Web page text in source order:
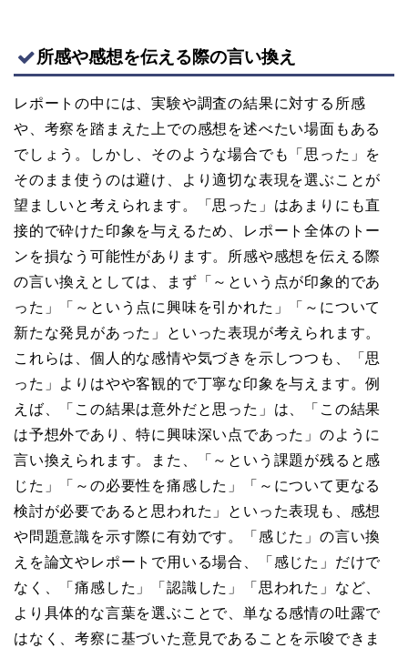
所感や感想を伝える際の言い換え
レポートの中には、実験や調査の結果に対する所感
や、考察を踏まえた上での感想を述べたい場面もある
でしょう。しかし、そのような場合でも「思った」を
そのまま使うのは避け、より適切な表現を選ぶことが
望ましいと考えられます。「思った」はあまりにも直
接的で砕けた印象を与えるため、レポート全体のトー
ンを損なう可能性があります。所感や感想を伝える際
の言い換えとしては、まず「～という点が印象的であ
った」「～という点に興味を引かれた」「～について
新たな発見があった」といった表現が考えられます。
これらは、個人的な感情や気づきを示しつつも、「思
った」よりはやや客観的で丁寧な印象を与えます。例
えば、「この結果は意外だと思った」は、「この結果
は予想外であり、特に興味深い点であった」のように
言い換えられます。また、「～という課題が残ると感
じた」「～の必要性を痛感した」「～について更なる
検討が必要であると思われた」といった表現も、感想
や問題意識を示す際に有効です。「感じた」の言い換
えを論文やレポートで用いる場合、「感じた」だけで
なく、「痛感した」「認識した」「思われた」など、
より具体的な言葉を選ぶことで、単なる感情の吐露で
はなく、考察に基づいた意見であることを示唆できま